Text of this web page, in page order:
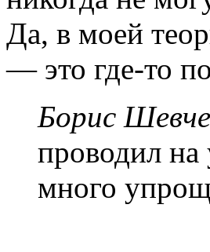
Да, в моей
— это где-то
Борис
проводил на
много